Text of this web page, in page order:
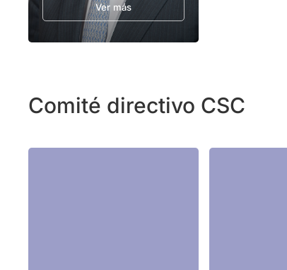
Ver más
Comité directivo CSC